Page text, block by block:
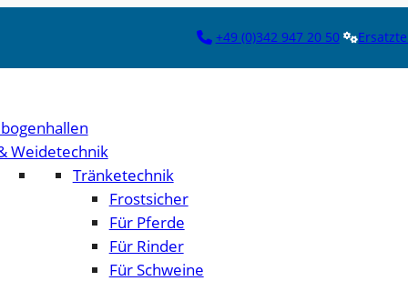
+49 (0)342 947 20 50
Weidetechnik
Tränketechnik
Frostsicher
Für Pferde
Für Rinder
Für Schweine